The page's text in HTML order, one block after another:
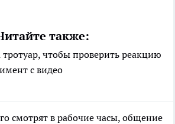
также:
чтобы проверить реакцию
с видео
смотрят в рабочие часы, общение